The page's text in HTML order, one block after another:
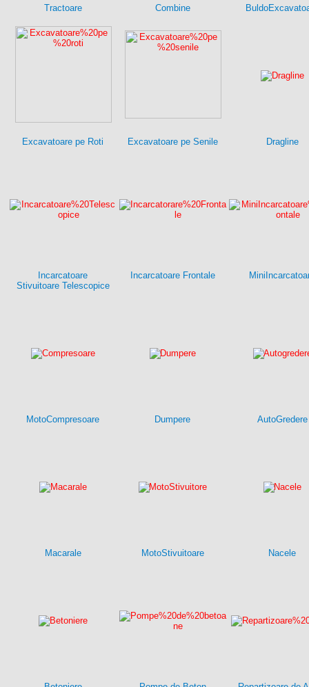
Tractoare Combine
Excavatoare pe Roti Excavatoare pe Senile Dragline
Incarcatoare
Stivuitoare Telescopice
Incarcatoare Frontale
MotoCompresoare Dumpere AutoGredere
Macarale MotoStivuitoare Nacele